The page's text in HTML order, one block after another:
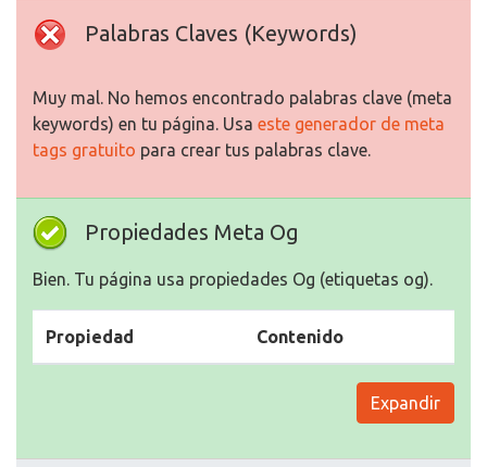
Palabras Claves (Keywords)
Muy mal. No hemos encontrado palabras clave (meta
keywords) en tu página. Usa este generador de meta
tags gratuito para crear tus palabras clave.
Propiedades Meta Og
Bien. Tu página usa propiedades Og (etiquetas og).
Propiedad Contenido
Expandir